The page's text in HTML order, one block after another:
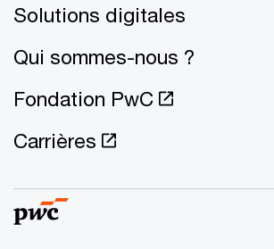
Solutions digitales
Qui sommes-nous ?
Fondation PwC
Carrières